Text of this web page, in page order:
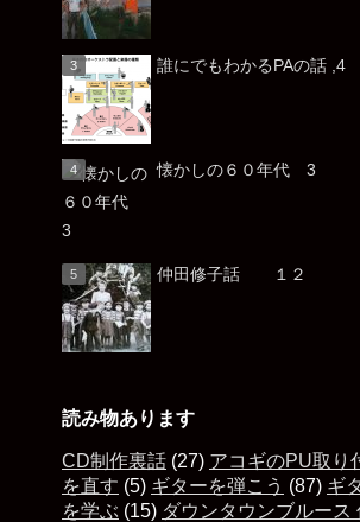
誰にでもわかるPAの話 ,4
懐かしの６０年代 3
仲田修子話 １２
読み物あります
CD制作裏話 (27) アコギのPU取
を直す (5) ギターを弾こう (87) ギ
を学ぶ (15) ダウンタウンブルース